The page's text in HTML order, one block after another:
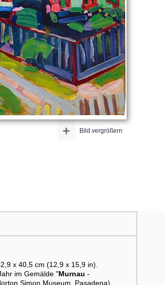
Bild vergrößern
+
x 40,5 cm (12,9 x 15,9 in).
im Gemälde "Murnau -
Simon Museum, Pasadena)